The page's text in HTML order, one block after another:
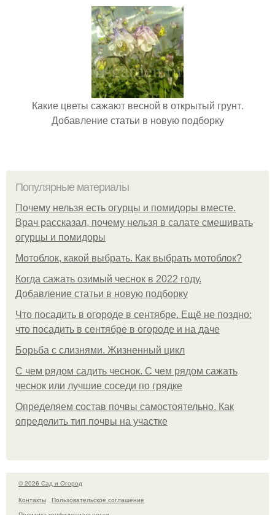
Какие цветы сажают весной в открытый грунт.
Добавление статьи в новую подборку
Популярные материалы
Почему нельзя есть огурцы и помидоры вместе.
Врач рассказал, почему нельзя в салате смешивать
огурцы и помидоры
Мотоблок, какой выбрать. Как выбрать мотоблок?
Когда сажать озимый чеснок в 2022 году.
Добавление статьи в новую подборку
Что посадить в огороде в сентябре. Ещё не поздно:
что посадить в сентябре в огороде и на даче
Борьба с слизнями. Жизненный цикл
С чем рядом садить чеснок. С чем рядом сажать
чеснок или лучшие соседи по грядке
Определяем состав почвы самостоятельно. Как
определить тип почвы на участке
© 2026 Сад и Огород
Контакты
Пользовательское соглашение